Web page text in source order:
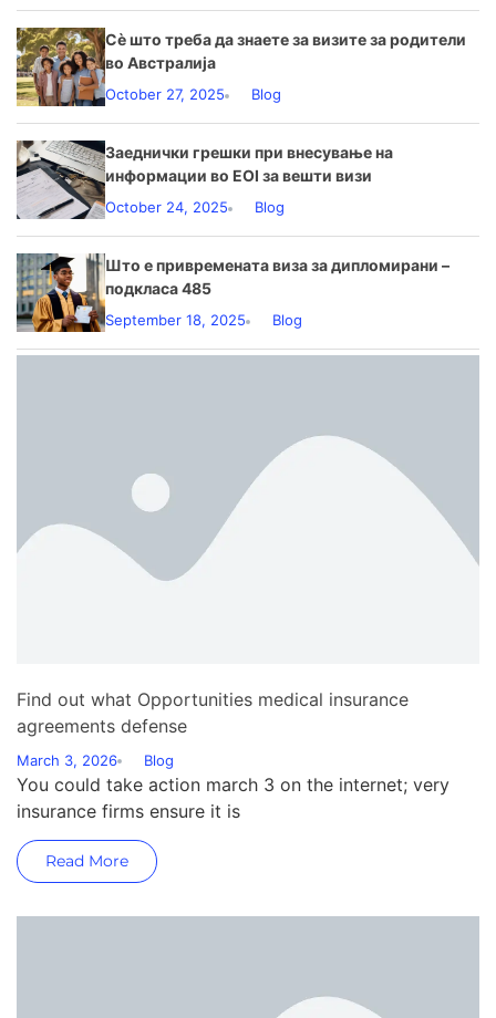
Сè што треба да знаете за визите за родители
во Австралија
October 27, 2025 Blog
Заеднички грешки при внесување на
информации во EOI за вешти визи
October 24, 2025 Blog
Што е привремената виза за дипломирани –
подкласа 485
September 18, 2025 Blog
Find out what Opportunities medical insurance
agreements defense
March 3, 2026 Blog
You could take action march 3 on the internet; very
insurance firms ensure it is
Read More